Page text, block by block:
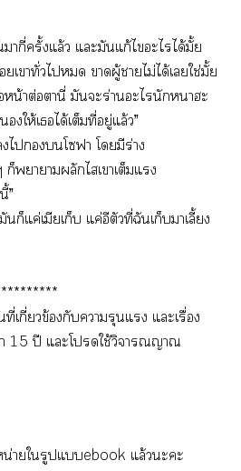
มากี่ครั้งแล้ว แะมันแก้ไะไได้มั้ย
ยเาทั่วไ าผู้าไม่ได้เใช่มั้ย
น้าต่อตานี่ มันะร่านะไนักาะ
ให้เได้เต็มที่อยู่แล้ว”
โฟา โมีร่าง
าาผลักไเาเต็มแ
”
นก็แค่เมียเก็บ แค่อีตัวที่ฉันเก็บมาเลี้
ที่เกี่ยวข้องกับารุนแรง แะเรื่อง
15 ปี แะโใช้วิจารณญาณ
น่ายใรูปแebook แล้วะะ